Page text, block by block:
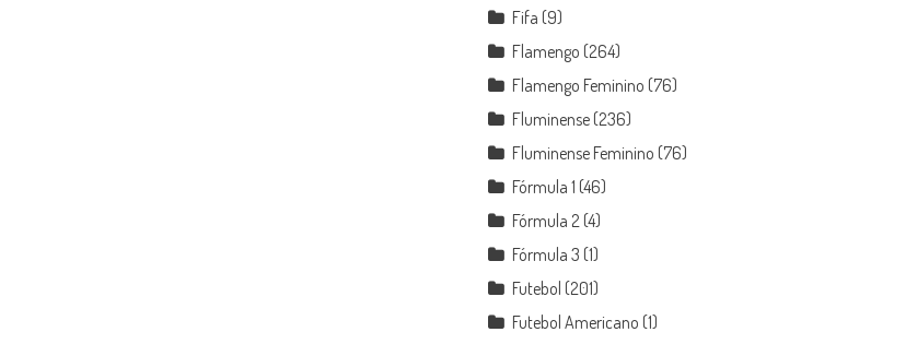
Fifa (9)
Flamengo (264)
Flamengo Feminino (76)
Fluminense (236)
Fluminense Feminino (76)
Fórmula 1 (46)
Fórmula 2 (4)
Fórmula 3 (1)
Futebol (201)
Futebol Americano (1)